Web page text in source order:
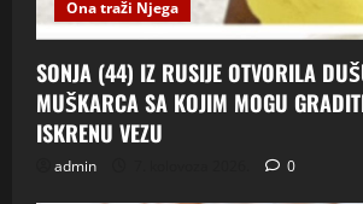
Ona traži Njega
SONJA (44) IZ RUSIJE OTVORILA
MUŠKARCA SA KOJIM MOGU
ISKRENU VEZU
admin 0